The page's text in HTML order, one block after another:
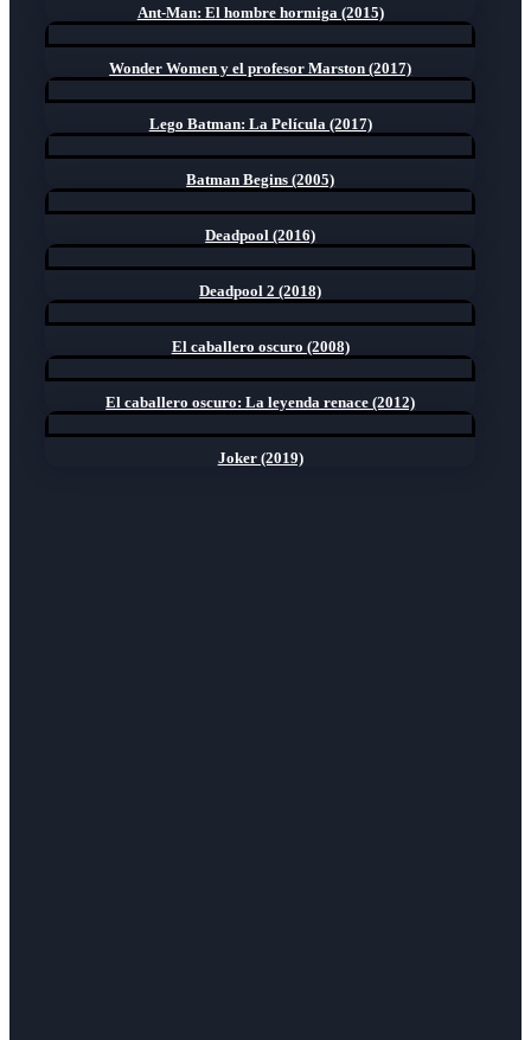
Ant-Man: El hombre hormiga (2015)
Wonder Women y el profesor Marston (2017)
Lego Batman: La Película (2017)
Batman Begins (2005)
Deadpool (2016)
Deadpool 2 (2018)
El caballero oscuro (2008)
El caballero oscuro: La leyenda renace (2012)
Joker (2019)